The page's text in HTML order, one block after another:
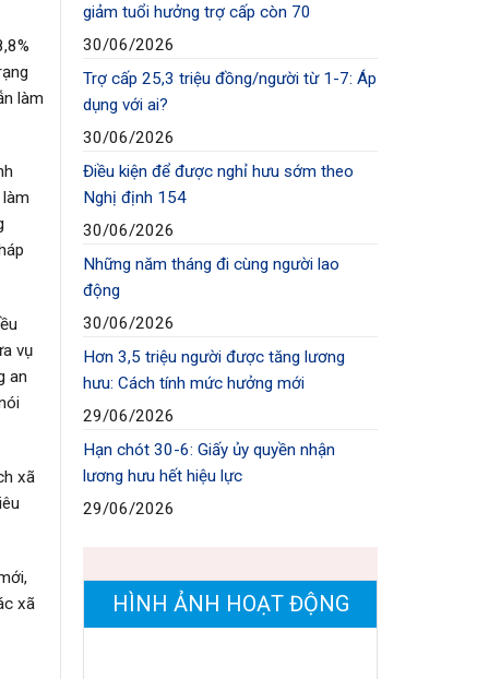
làm
vụ
an
xã
xã
giảm tuổi hưởng trợ cấp còn 70
30/06/2026
Trợ cấp 25,3 triệu đồng/người từ 1-7: Áp
dụng với ai?
30/06/2026
Điều kiện để được nghỉ hưu sớm theo
Nghị định 154
30/06/2026
Những năm tháng đi cùng người lao
động
30/06/2026
Hơn 3,5 triệu người được tăng lương
hưu: Cách tính mức hưởng mới
29/06/2026
Hạn chót 30-6: Giấy ủy quyền nhận
lương hưu hết hiệu lực
29/06/2026
HÌNH ẢNH HOẠT ĐỘNG